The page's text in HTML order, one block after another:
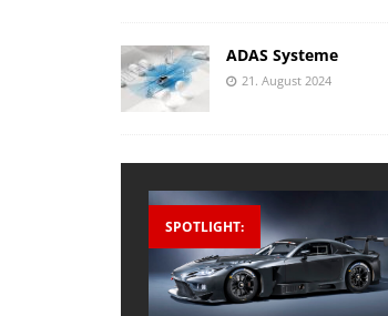
ADAS Systeme
21. August 2024
SPOTLIGHT: